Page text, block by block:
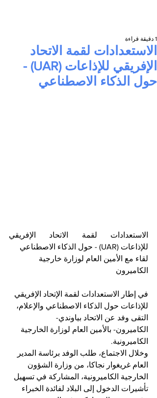
الاستعدادات لقمة الاتحاد
الإفريقي للإذاعات (UAR) -
حول الذكاء الاصطناعي
1 دقيقة قراءة
للإذاعات (UAR) - حول الذكاء الاصطناعي
لقاء مع الأمين العام لوزارة خارجية
الكاميرون
في إطار الاستعدادات لقمة الإتحاد الإفريقي
للإذاعات حول الذكاء الاصطناعي والإعلام،
التقى وفد عن الاتحاد بياوندي-
الكاميرون- بالأمين العام لوزارة الخارجية
الكاميرونية.
وخلال الاجتماع، طلب الوفد برئاسة المدير
العام غريغوار نجاكا، من وزارة الشؤون
الخارجية الكاميرونية، المشاركة في تسهيل
تأشيرات الدخول إلى البلاد لفائدة الخبراء